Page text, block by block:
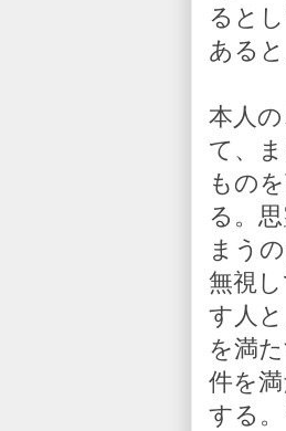
ると
ある
本人
て、
もの
る。
まう
無視
す人
を満
件を
する